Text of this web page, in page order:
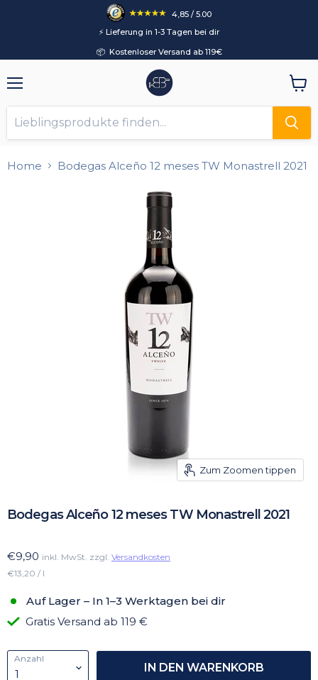
4,85 / 5.00
⚡️ Lieferung in 1-3 Tagen bei dir
📦 Kostenloser Versand ab 119€
Home Bodegas Alceño 12 meses TW Monastrell 2021
Zum Zoomen tippen
Bodegas Alceño 12 meses TW Monastrell 2021
€9,90 inkl. MwSt. zzgl. Versandkosten
€13,20 / l
Auf Lager – In 1–3 Werktagen bei dir
Gratis Versand ab 119 €
Anzahl
IN DEN WARENKORB